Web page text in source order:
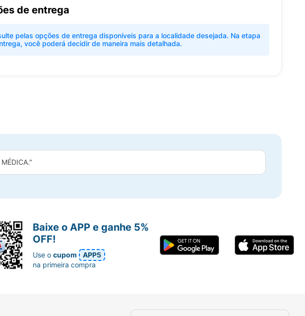
de entrega
pelas opções de entrega disponíveis para a localidade desejada. Na etapa
você poderá decidir de maneira mais detalhada.
Baixe o APP e ganhe 5%
OFF!
Use ocupom
APP5
na primeira compra